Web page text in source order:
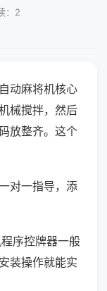
：2
动麻将机核心
械搅拌，然后
放整齐。这个
对一指导，添
序控牌器一般
装操作就能实